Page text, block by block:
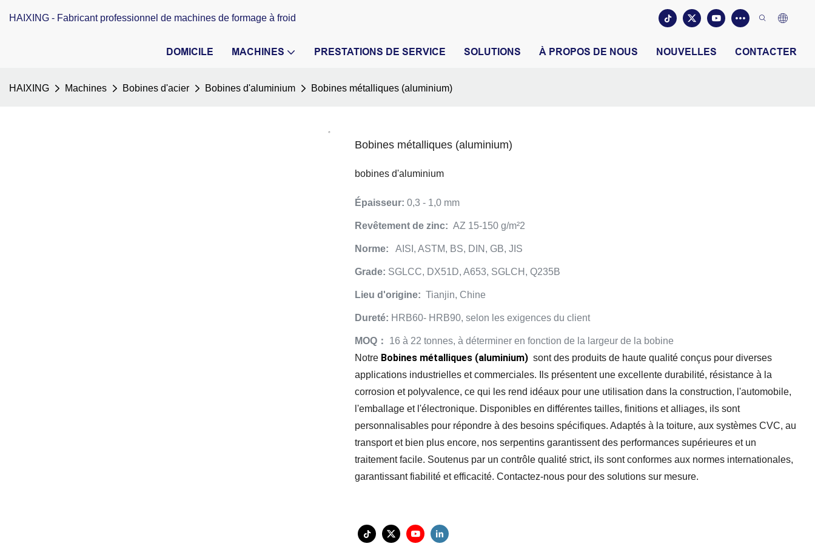
HAIXING - Fabricant professionnel de machines de formage à froid
DOMICILE MACHINES PRESTATIONS DE SERVICE SOLUTIONS À PROPOS DE NOUS NOUVELLES CONTACTER
HAIXING Machines Bobines d'acier Bobines d'aluminium Bobines métalliques (aluminium)
Bobines métalliques (aluminium)
bobines d'aluminium
Épaisseur: 0,3 - 1,0 mm
Revêtement de zinc: AZ 15-150 g/m²2
Norme: AISI, ASTM, BS, DIN, GB, JIS
Grade: SGLCC, DX51D, A653, SGLCH, Q235B
Lieu d'origine: Tianjin, Chine
Dureté: HRB60- HRB90, selon les exigences du client
MOQ： 16 à 22 tonnes, à déterminer en fonction de la largeur de la bobine
Notre Bobines métalliques (aluminium) sont des produits de haute qualité conçus pour diverses
applications industrielles et commerciales. Ils présentent une excellente durabilité, résistance à la
corrosion et polyvalence, ce qui les rend idéaux pour une utilisation dans la construction, l'automobile,
l'emballage et l'électronique. Disponibles en différentes tailles, finitions et alliages, ils sont
personnalisables pour répondre à des besoins spécifiques. Adaptés à la toiture, aux systèmes CVC, au
transport et bien plus encore, nos serpentins garantissent des performances supérieures et un
traitement facile. Soutenus par un contrôle qualité strict, ils sont conformes aux normes internationales,
garantissant fiabilité et efficacité. Contactez-nous pour des solutions sur mesure.